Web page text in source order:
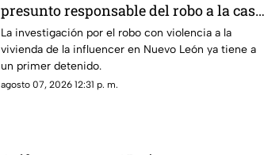
presunto responsable del robo a la casa
de Karely Ruiz
La investigación por el robo con violencia a la
vivienda de la influencer en Nuevo León ya tiene a
un primer detenido.
agosto 07, 2026 12:31 p. m.